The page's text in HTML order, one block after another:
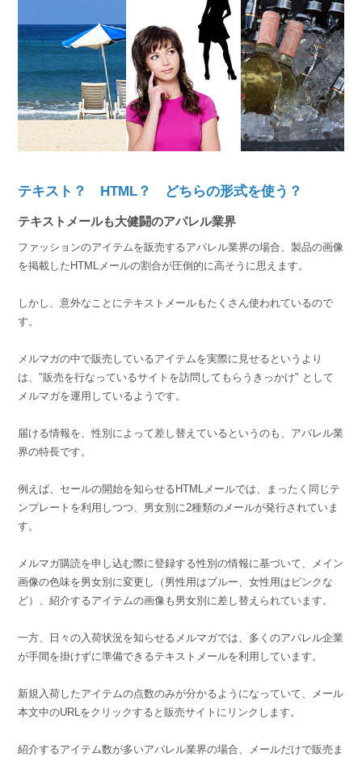
テキスト？ HTML？ どちらの形式を使う？
テキストメールも大健闘のアパレル業界
ファッションのアイテムを販売するアパレル業界の場合、製品の画像
を掲載したHTMLメールの割合が圧倒的に高そうに思えます。
しかし、意外なことにテキストメールもたくさん使われているので
す。
メルマガの中で販売しているアイテムを実際に見せるというより
は、"販売を行なっているサイトを訪問してもらうきっかけ" として
メルマガを運用しているようです。
届ける情報を、性別によって差し替えているというのも、アパレル業
界の特長です。
例えば、セールの開始を知らせるHTMLメールでは、まったく同じテ
ンプレートを利用しつつ、男女別に2種類のメールが発行されていま
す。
メルマガ購読を申し込む際に登録する性別の情報に基づいて、メイン
画像の色味を男女別に変更し（男性用はブルー、女性用はピンクな
ど）、紹介するアイテムの画像も男女別に差し替えられています。
一方、日々の入荷状況を知らせるメルマガでは、多くのアパレル企業
が手間を掛けずに準備できるテキストメールを利用しています。
新規入荷したアイテムの点数のみが分かるようになっていて、メール
本文中のURLをクリックすると販売サイトにリンクします。
紹介するアイテム数が多いアパレル業界の場合、メールだけで販売ま